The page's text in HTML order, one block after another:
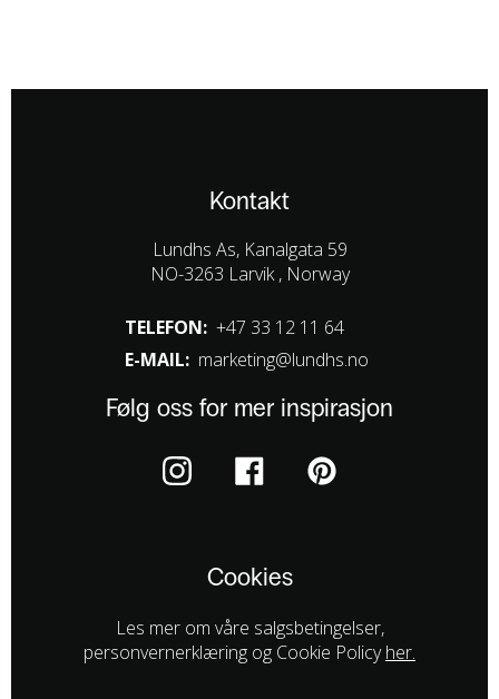
Kontakt
Lundhs As, Kanalgata 59
NO-3263 Larvik , Norway
TELEFON: +47 33 12 11 64
E-MAIL: marketing@lundhs.no
Følg oss for mer inspirasjon
Cookies
Les mer om våre salgsbetingelser,
personvernerklæring og Cookie Policyher.